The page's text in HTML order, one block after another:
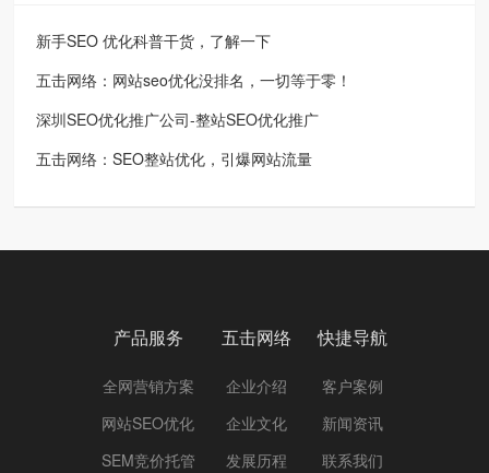
新手SEO 优化科普干货，了解一下
五击网络：网站seo优化没排名，一切等于零！
深圳SEO优化推广公司-整站SEO优化推广
五击网络：SEO整站优化，引爆网站流量
产品服务
全网营销方案
网站SEO优化
SEM竞价托管
五击网络
企业介绍
企业文化
发展历程
快捷导航
客户案例
新闻资讯
联系我们